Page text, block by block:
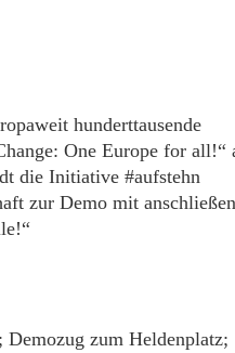
hunderttausende
One Europe for all!“
die Initiative #aufstehn
zur Demo mit
zum Heldenplatz;